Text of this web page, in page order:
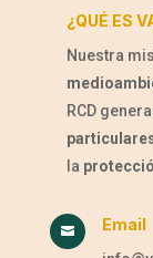
¿QUÉ ES
Nuestra
RCD
la
 Email